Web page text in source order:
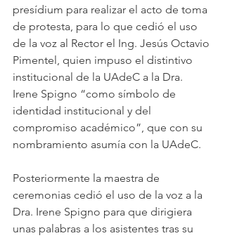
presídium para realizar el acto de toma
de protesta, para lo que cedió el uso
de la voz al Rector el Ing. Jesús Octavio
Pimentel, quien impuso el distintivo
institucional de la UAdeC a la Dra.
Irene Spigno “como símbolo de
identidad institucional y del
compromiso académico”, que con su
nombramiento asumía con la UAdeC.
Posteriormente la maestra de
ceremonias cedió el uso de la voz a la
Dra. Irene Spigno para que dirigiera
unas palabras a los asistentes tras su